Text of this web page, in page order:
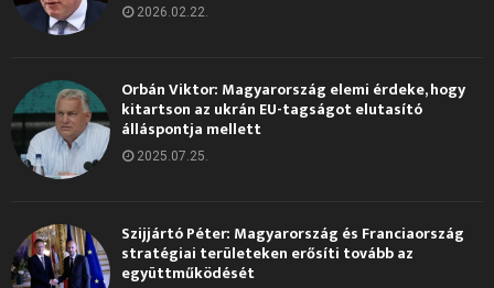
2026.02.22.
Orbán Viktor: Magyarország elemi érdeke, hogy
kitartson az ukrán EU-tagságot elutasító
álláspontja mellett
2025.07.25.
Szijjártó Péter: Magyarország és Franciaország
stratégiai területeken erősíti tovább az
együttműködését